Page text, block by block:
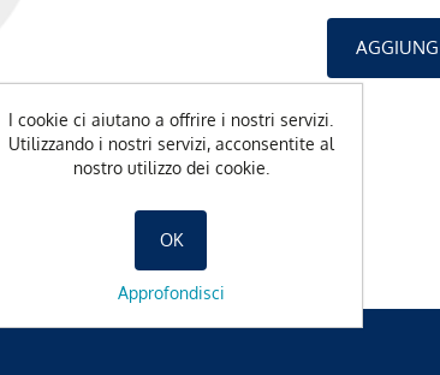
I cookie ci aiutano a offrire i nostri servizi.
Utilizzando i nostri servizi, acconsentite al
nostro utilizzo dei cookie.
OK
Approfondisci